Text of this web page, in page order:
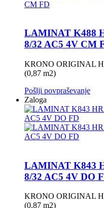
LAMINAT K488
8/32 AC5 4V CM
KRONO ORIGINAL
(0,87 m2)
Pošlji povpraševanje
Zaloga
LAMINAT K843
8/32 AC5 4V DO
KRONO ORIGINAL
(0,87 m2)